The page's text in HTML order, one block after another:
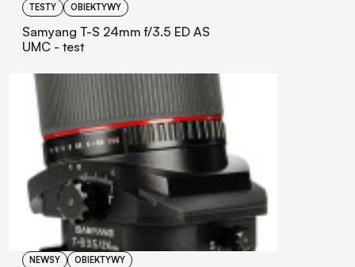
TESTY OBIEKTYWY
Samyang T-S 24mm f/3.5 ED AS
UMC - test
NEWSY OBIEKTYWY